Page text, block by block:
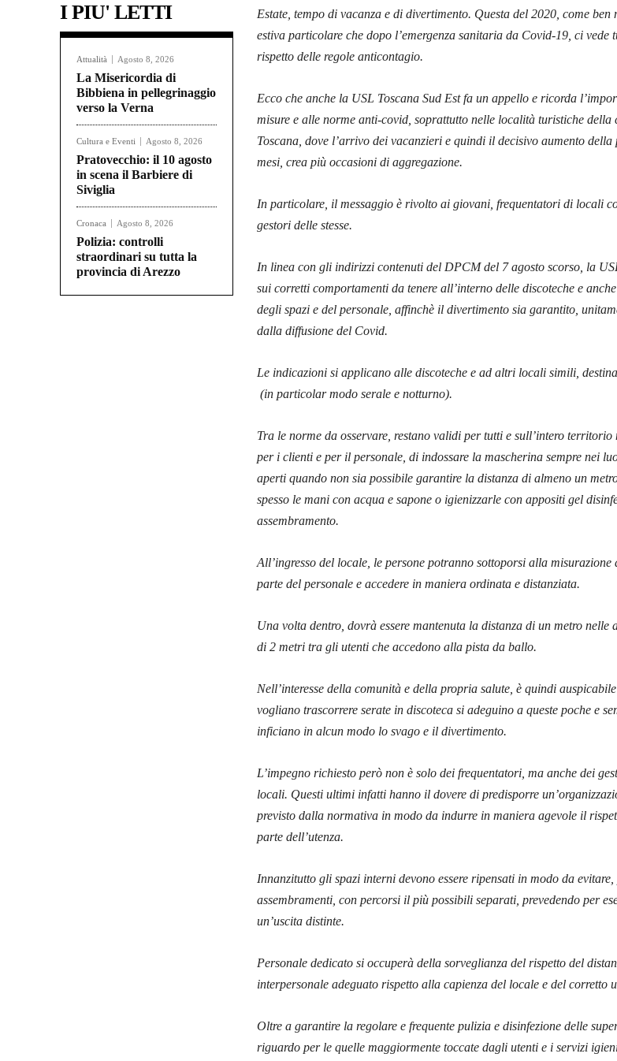
I PIU' LETTI
Attualità Agosto 8, 2026
La Misericordia di
Bibbiena in pellegrinaggio
verso la Verna
Cultura e Eventi Agosto 8, 2026
Pratovecchio: il 10 agosto
in scena il Barbiere di
Siviglia
Cronaca Agosto 8, 2026
Polizia: controlli
straordinari su tutta la
provincia di Arezzo
Estate, tempo di vacanza e di divertimento. Questa del 2020, come ben
estiva particolare che dopo l’emergenza sanitaria da Covid-19, ci vede
rispetto delle regole anticontagio.
Ecco che anche la USL Toscana Sud Est fa un appello e ricorda
misure e alle norme anti-covid, soprattutto nelle località turistiche della
Toscana, dove l’arrivo dei vacanzieri e quindi il decisivo aumento della
mesi, crea più occasioni di aggregazione.
In particolare, il messaggio è rivolto ai giovani, frequentatori di locali
gestori delle stesse.
In linea con gli indirizzi contenuti del DPCM del 7 agosto scorso, la
sui corretti comportamenti da tenere all’interno delle discoteche e
degli spazi e del personale, affinchè il divertimento sia garantito,
dalla diffusione del Covid.
Le indicazioni si applicano alle discoteche e ad altri locali simili,
(in particolar modo serale e notturno).
Tra le norme da osservare, restano validi per tutti e sull’intero territorio
per i clienti e per il personale, di indossare la mascherina sempre nei
aperti quando non sia possibile garantire la distanza di almeno un
spesso le mani con acqua e sapone o igienizzarle con appositi gel
assembramento.
All’ingresso del locale, le persone potranno sottoporsi alla
parte del personale e accedere in maniera ordinata e distanziata.
Una volta dentro, dovrà essere mantenuta la distanza di un metro nelle
di 2 metri tra gli utenti che accedono alla pista da ballo.
Nell’interesse della comunità e della propria salute, è quindi
vogliano trascorrere serate in discoteca si adeguino a queste poche e
inficiano in alcun modo lo svago e il divertimento.
L’impegno richiesto però non è solo dei frequentatori, ma anche dei
locali. Questi ultimi infatti hanno il dovere di predisporre
previsto dalla normativa in modo da indurre in maniera agevole il
parte dell’utenza.
Innanzitutto gli spazi interni devono essere ripensati in modo da evitare,
assembramenti, con percorsi il più possibili separati, prevedendo per
un’uscita distinte.
Personale dedicato si occuperà della sorveglianza del rispetto del
interpersonale adeguato rispetto alla capienza del locale e del corretto
Oltre a garantire la regolare e frequente pulizia e disinfezione delle
riguardo per le quelle maggiormente toccate dagli utenti e i servizi